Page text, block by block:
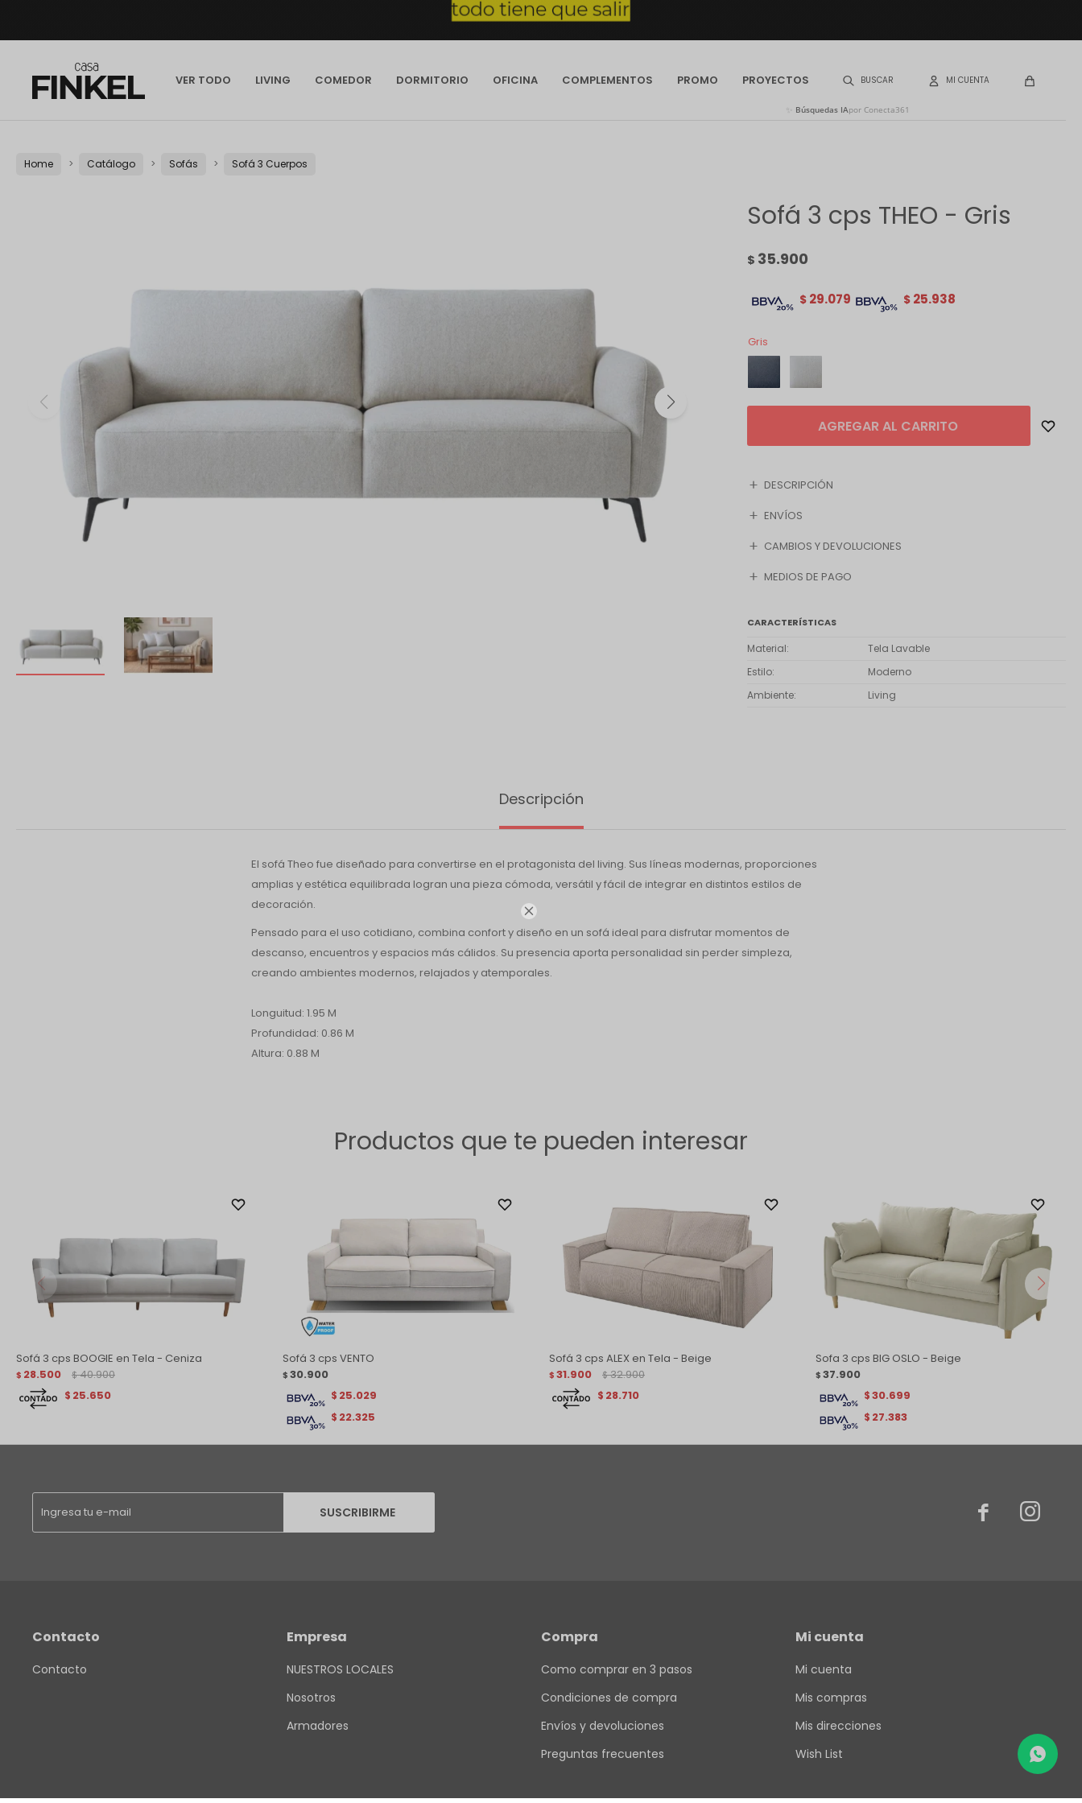

VER TODO LIVING COMEDOR DORMITORIO OFICINA COMPLEMENTOS PROMO PROYECTOS
Búsquedas IApor Conecta361
Home Catálogo Sofás Sofá 3 Cuerpos
Sofá 3 cps THEO - Gris
$ 35.900
$ 25.938
$ 29.079
Gris
AGREGAR AL CARRITO
DESCRIPCIÓN
ENVÍOS
CAMBIOS Y DEVOLUCIONES
MEDIOS DE PAGO
CARACTERÍSTICAS
Material
Tela Lavable
Estilo
Moderno
Ambiente
Living
Descripción
El sofá Theo fue diseñado para convertirse en el protagonista del living. Sus líneas modernas, proporciones
amplias y estética equilibrada logran una pieza cómoda, versátil y fácil de integrar en distintos estilos de
decoración.
Pensado para el uso cotidiano, combina confort y diseño en un sofá ideal para disfrutar momentos de
descanso, encuentros y espacios más cálidos. Su presencia aporta personalidad sin perder simpleza,
creando ambientes modernos, relajados y atemporales.
Longuitud: 1.95 M
Profundidad: 0.86 M
Altura: 0.88 M
Productos que te pueden interesar
Sofá 3 cps BOOGIE en Tela - Ceniza
$ 28.500 $ 40.900
$ 25.650
Sofá 3 cps VENTO
$ 30.900
$ 22.325
$ 25.029
Sofá 3 cps ALEX en Tela - Beige
$ 31.900 $ 32.900
$ 28.710
Sofa 3 cps BIG OSLO - Beige
$ 37.900
$ 27.383
$30.699
SUSCRIBIRME  
Contacto
Contacto
Empresa
NUESTROS LOCALES
Nosotros
Armadores
Compra
Como comprar en 3 pasos
Condiciones de compra
Envíos y devoluciones
Preguntas frecuentes
Mi cuenta
Mi cuenta
Mis compras
Mis direcciones
Wish List